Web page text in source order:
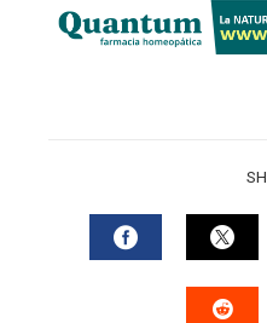
FACEBOOK